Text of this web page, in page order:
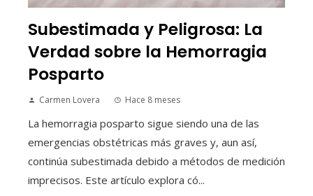
Subestimada y Peligrosa: La
Verdad sobre la Hemorragia
Posparto
Carmen Lovera Hace 8 meses
La hemorragia posparto sigue siendo una de las
emergencias obstétricas más graves y, aun así,
continúa subestimada debido a métodos de medición
imprecisos. Este artículo explora có...